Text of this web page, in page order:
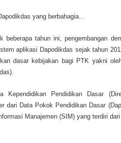
yang berbahagia…
beberapa tahun ini, pengembangan
aplikasi Dapodikdas sejak tahun
dasar kebijakan bagi PTK yakni
Kependidikan Pendidikan Dasar
dari Data Pokok Pendidikan Dasar
Manajemen (SIM) yang terdiri dari